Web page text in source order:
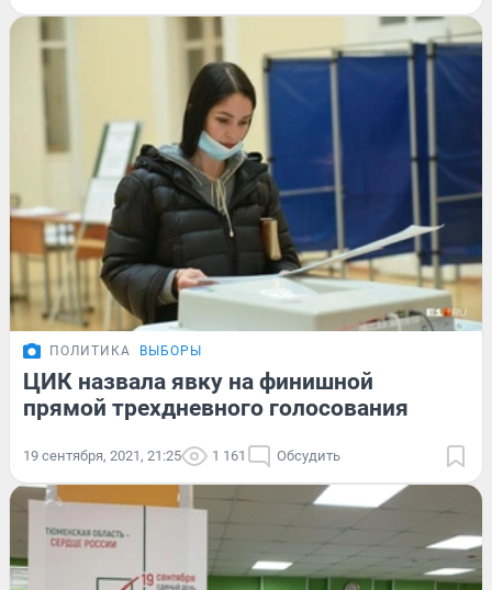
ПОЛИТИКА ВЫБОРЫ
ЦИК назвала явку на финишной
прямой трехдневного голосования
19 сентября, 2021, 21:25 1 161 Обсудить